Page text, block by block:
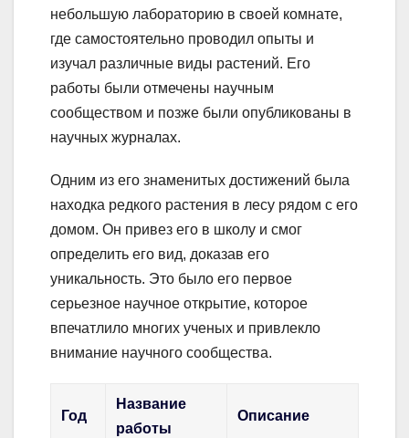
небольшую лабораторию в своей комнате,
где самостоятельно проводил опыты и
изучал различные виды растений. Его
работы были отмечены научным
сообществом и позже были опубликованы в
научных журналах.
Одним из его знаменитых достижений была
находка редкого растения в лесу рядом с его
домом. Он привез его в школу и смог
определить его вид, доказав его
уникальность. Это было его первое
серьезное научное открытие, которое
впечатлило многих ученых и привлекло
внимание научного сообщества.
Год
Название
работы
Описание